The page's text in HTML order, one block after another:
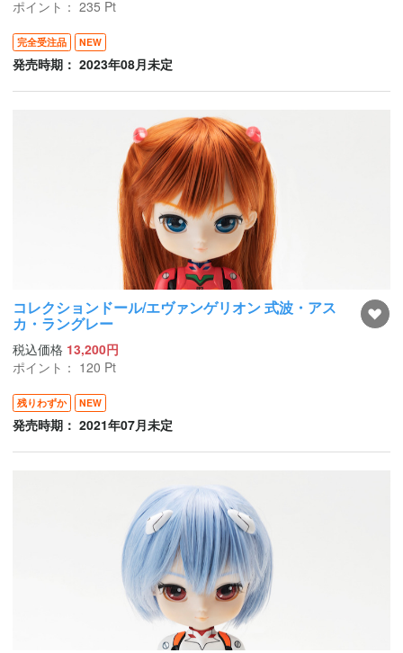
ポイント： 235 Pt
完全受注品 NEW
発売時期： 2023年08月未定
コレクションドール/エヴァンゲリオン 式波・アス
カ・ラングレー
税込価格 13,200円
ポイント： 120 Pt
残りわずか NEW
発売時期： 2021年07月未定